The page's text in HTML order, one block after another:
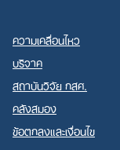
ความเคลื่อนไหว
บริจาค
สถาบันวิจัย กสศ.
คลังสมอง
ข้อตกลงและเงื่อนไข